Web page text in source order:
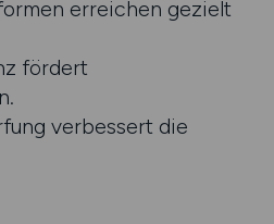
erreichen gezielt
fördert
verbessert die